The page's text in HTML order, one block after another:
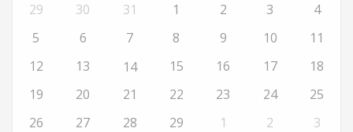
29 30 31 1 2 3
4
5
6 7 8 9 10
11
12
13 14 15 16 17
18
19
20 21 22 23 24
25
26
27 28 29 1 2 3